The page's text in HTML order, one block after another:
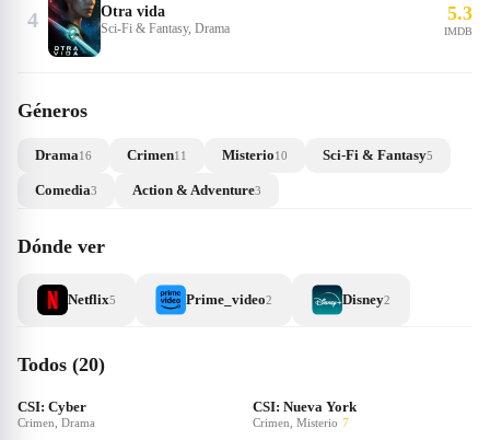
4 Otra vida
Sci-Fi & Fantasy, Drama
5.3
IMDB
Géneros
Drama16 Crimen11 Misterio10 Sci-Fi & Fantasy5
Comedia3 Action & Adventure3
Dónde ver
Netflix5 Prime_video2 Disney2
Todos (20)
CSI: Cyber
Crimen, Drama
CSI: Nueva York
Crimen, Misterio 7